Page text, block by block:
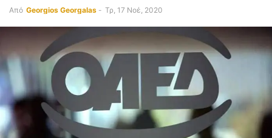
Από Georgios Georgalas - Τρ, 17 Νοέ, 2020